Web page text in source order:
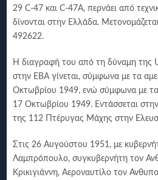
29 C-47 και C-47Α, περνάει από
δίνονται στην Ελλάδα.
492622.
Η διαγραφή του από τη δύναμη της
στην ΕΒΑ γίνεται, σύμφωνα με τα
Οκτωβρίου 1949, ενώ σύμφωνα με τα
17 Οκτωβρίου 1949. Εντάσσεται
της 112 Πτέρυγας Μάχης στην
Στις 26 Αυγούστου 1951, με
Λαμπρόπουλο, συγκυβερνήτη τον
Κρικιγιάννη, Αεροναυτίλο τον